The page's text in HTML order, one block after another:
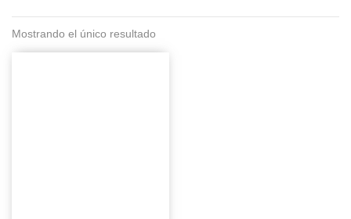
Mostrando el único resultado